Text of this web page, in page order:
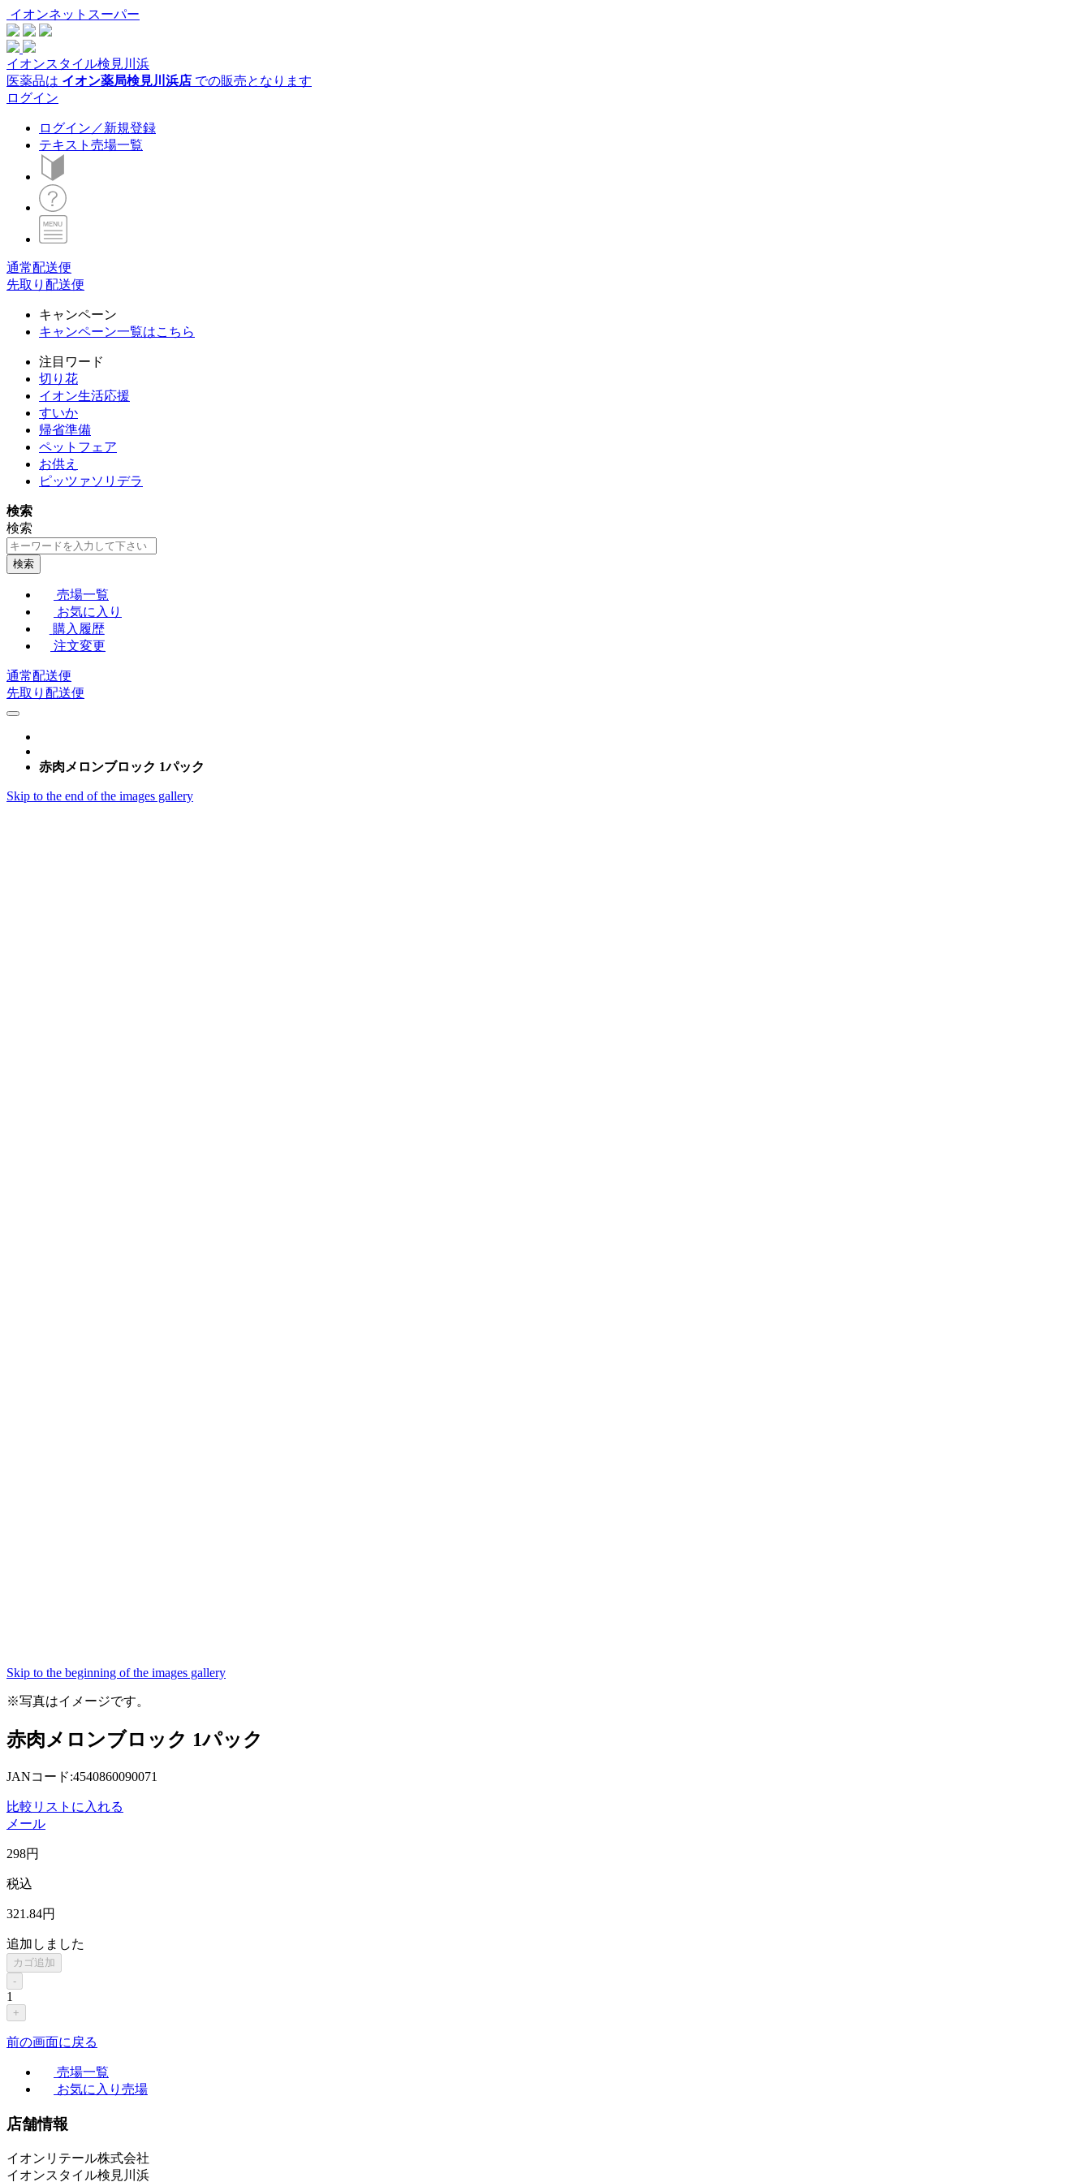
イオンネットスーパー
イオンスタイル検見川浜
医薬品は イオン薬局検見川浜店 での販売となります
ログイン
ログイン／新規登録
テキスト売場一覧
通常配送便
先取り配送便
キャンペーン
キャンペーン一覧はこちら
注目ワード
切り花
イオン生活応援
すいか
帰省準備
ペットフェア
お供え
ピッツァソリデラ
検索
検索
検索
売場一覧
お気に入り
購入履歴
注文変更
通常配送便
先取り配送便
赤肉メロンブロック 1パック
Skip to the end of the images gallery
Skip to the beginning of the images gallery
※写真はイメージです。
赤肉メロンブロック 1パック
JANコード:4540860090071
比較リストに入れる
メール
298円
税込
321 .84円
追加しました
カゴ追加
-
1
+
前の画面に戻る
売場一覧
お気に入り売場
店舗情報
イオンリテール株式会社
イオンスタイル検見川浜